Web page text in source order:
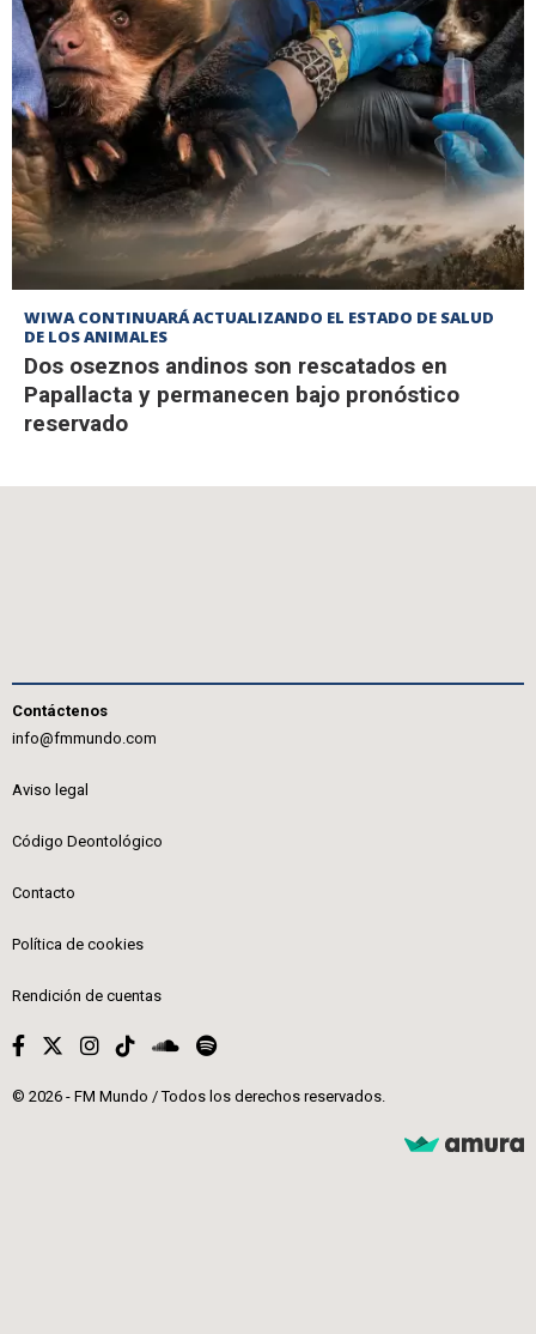
WIWA CONTINUARÁ ACTUALIZANDO EL ESTADO DE SALUD
DE LOS ANIMALES
Dos oseznos andinos son rescatados en
Papallacta y permanecen bajo pronóstico
reservado
Contáctenos
info@fmmundo.com
Aviso legal
Código Deontológico
Contacto
Política de cookies
Rendición de cuentas
© 2026 - FM Mundo / Todos los derechos reservados.